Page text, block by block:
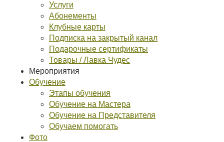
Услуги
Абонементы
Клубные карты
Подписка на закрытый канал
Подарочные сертификаты
Товары / Лавка Чудес
Мероприятия
Обучение
Этапы обучения
Обучение на Мастера
Обучение на Представителя
Обучаем помогать
Фото